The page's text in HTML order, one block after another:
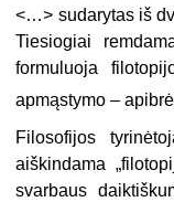
<…> sudarytas iš
Tiesiogiai
formuluoja
apmąstymo –
Filosofijos
aiškindama
svarbaus